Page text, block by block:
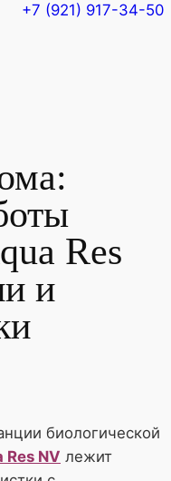
+7 (921) 917-34-50
Res
и
биологической
Res NV лежит